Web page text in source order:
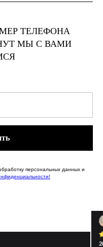
ТЕЛЕФОНА
МЫ С ВАМИ
персональных данных и